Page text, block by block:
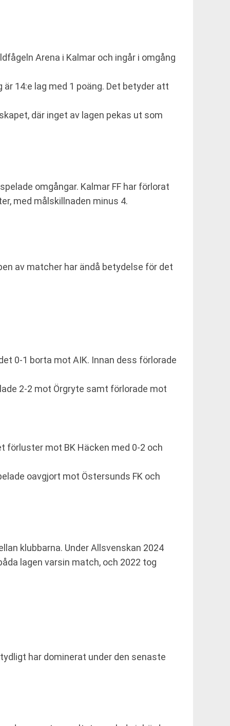
Arena i Kalmar och ingår i omgång
14:e lag med 1 poäng. Det betyder att
där inget av lagen pekas ut som
omgångar. Kalmar FF har förlorat
med målskillnaden minus 4.
av matcher har ändå betydelse för det
0-1 borta mot AIK. Innan dess förlorade
2-2 mot Örgryte samt förlorade mot
förluster mot BK Häcken med 0-2 och
oavgjort mot Östersunds FK och
klubbarna. Under Allsvenskan 2024
lagen varsin match, och 2022 tog
har dominerat under den senaste